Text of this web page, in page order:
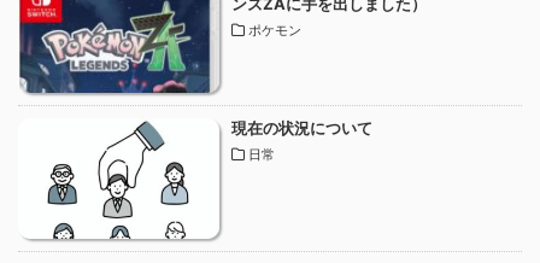
ンズZAに手を出しました）
ポケモン
現在の状況について
日常